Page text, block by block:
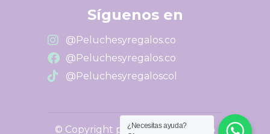
Síguenos en
@Peluchesyregalos.co
@Peluchesyregalos.co
@Peluchesyregaloscol
© Copyright peluchesyregalos.co
¿Necesitas ayuda?